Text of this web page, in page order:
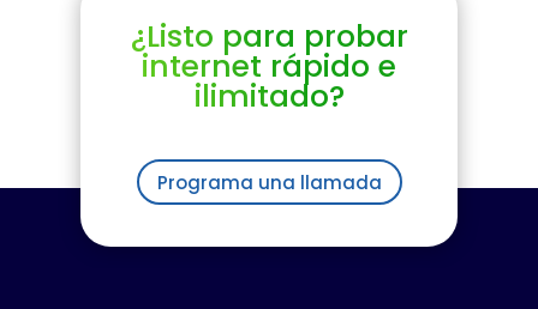
¿Listo para probar
internet rápido e
ilimitado?
Programa una llamada